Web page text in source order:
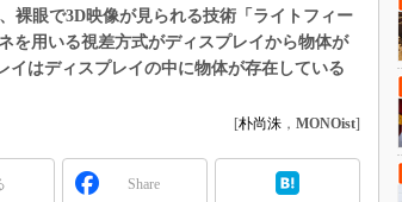
TECHNO-FRONTIER
人テク展
日本ものづくりワールド
AUTOMOTIVE WORLD
組み込みモデリング
Windows Embedded
無償設計ツール
裸眼で3D映像が見られる技術「ライトフィー
を用いる視差方式がディスプレイから物体が
はディスプレイの中に物体が存在している
[朴尚洙 ， MONOist]
Share